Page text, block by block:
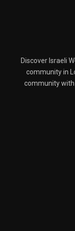
Discover Israeli
community in
community